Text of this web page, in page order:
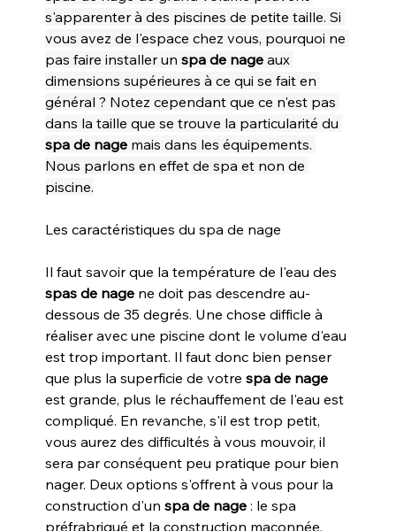
s'apparenter à des piscines de petite taille. Si
vous avez de l'espace chez vous, pourquoi ne
pas faire installer un spa de nage aux
dimensions supérieures à ce qui se fait en
général ? Notez cependant que ce n'est pas
dans la taille que se trouve la particularité du
spa de nage mais dans les équipements.
Nous parlons en effet de spa et non de
piscine.
Les caractéristiques du spa de nage
Il faut savoir que la température de l'eau des
spas de nage ne doit pas descendre au-
dessous de 35 degrés. Une chose difficle à
réaliser avec une piscine dont le volume d'eau
est trop important. Il faut donc bien penser
que plus la superficie de votre spa de nage
est grande, plus le réchauffement de l'eau est
compliqué. En revanche, s'il est trop petit,
vous aurez des difficultés à vous mouvoir, il
sera par conséquent peu pratique pour bien
nager. Deux options s'offrent à vous pour la
construction d'un spa de nage : le spa
préfrabriqué et la construction maçonnée.